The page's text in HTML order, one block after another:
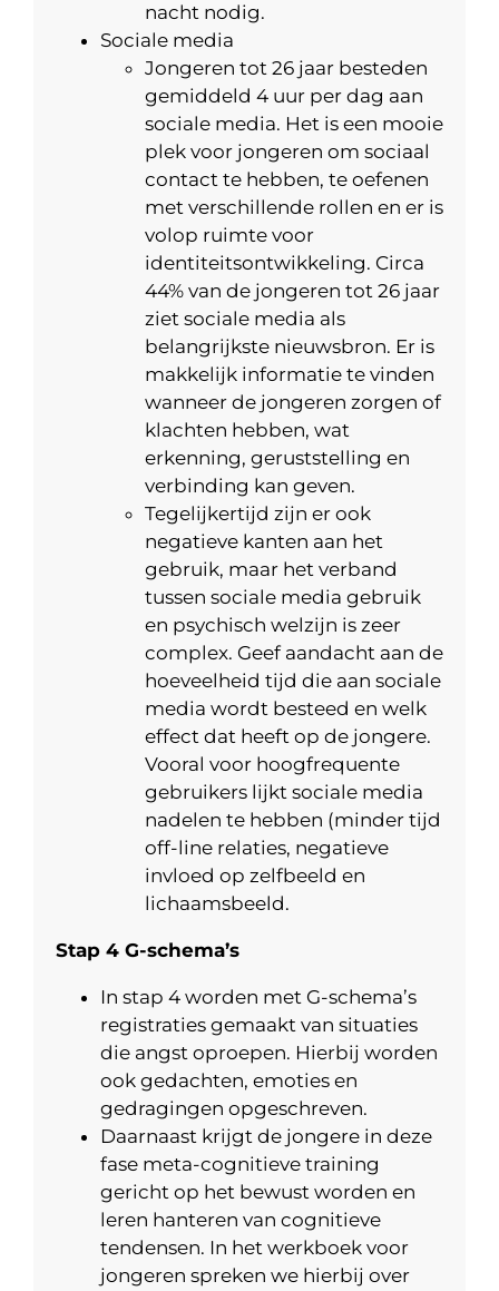
nacht nodig.
Sociale media
Jongeren tot 26 jaar besteden
gemiddeld 4 uur per dag aan
sociale media. Het is een mooie
plek voor jongeren om sociaal
contact te hebben, te oefenen
met verschillende rollen en er is
volop ruimte voor
identiteitsontwikkeling. Circa
44% van de jongeren tot 26 jaar
ziet sociale media als
belangrijkste nieuwsbron. Er is
makkelijk informatie te vinden
wanneer de jongeren zorgen of
klachten hebben, wat
erkenning, geruststelling en
verbinding kan geven.
Tegelijkertijd zijn er ook
negatieve kanten aan het
gebruik, maar het verband
tussen sociale media gebruik
en psychisch welzijn is zeer
complex. Geef aandacht aan de
hoeveelheid tijd die aan sociale
media wordt besteed en welk
effect dat heeft op de jongere.
Vooral voor hoogfrequente
gebruikers lijkt sociale media
nadelen te hebben (minder tijd
off-line relaties, negatieve
invloed op zelfbeeld en
lichaamsbeeld.
Stap 4 G-schema’s
In stap 4 worden met G-schema’s
registraties gemaakt van situaties
die angst oproepen. Hierbij worden
ook gedachten, emoties en
gedragingen opgeschreven.
Daarnaast krijgt de jongere in deze
fase meta-cognitieve training
gericht op het bewust worden en
leren hanteren van cognitieve
tendensen. In het werkboek voor
jongeren spreken we hierbij over